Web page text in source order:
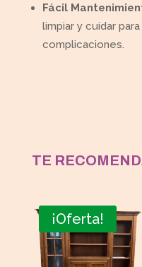
Fácil
limpiar y cuidar
complicaciones.
TE
¡Oferta!